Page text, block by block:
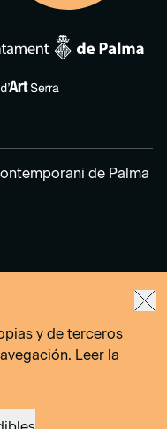
de Palma
y de terceros
Leer la